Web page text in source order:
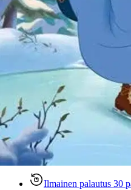
Ominaisuudet
Oletko
Ovatko tuotetiedot riittävät? Jos
voisi muuten parantaa, anna
Anna palautetta
Ilmainen palautus 30